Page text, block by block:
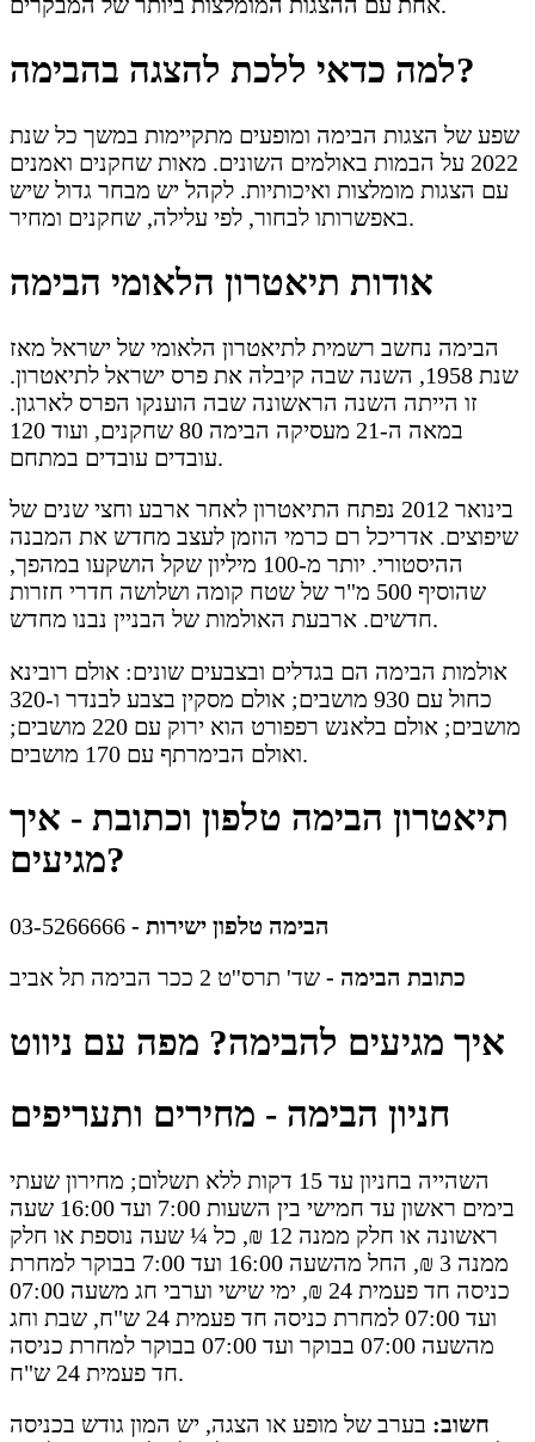
למה כדאי ללכת להצגה בהבימה?
שפע של הצגות הבימה ומופעים מתקיימות במשך כל שנת
2022 על הבמות באולמים השונים. מאות שחקנים ואמנים
עם הצגות מומלצות ואיכותיות. לקהל יש מבחר גדול שיש
באפשרותו לבחור, לפי עלילה, שחקנים ומחיר.
אודות תיאטרון הלאומי הבימה
הבימה נחשב רשמית לתיאטרון הלאומי של ישראל מאז
שנת 1958, השנה שבה קיבלה את פרס ישראל לתיאטרון.
זו הייתה השנה הראשונה שבה הוענקו הפרס לארגון.
במאה ה-21 מעסיקה הבימה 80 שחקנים, ועוד 120
עובדים עובדים במתחם.
בינואר 2012 נפתח התיאטרון לאחר ארבע וחצי שנים של
שיפוצים. אדריכל רם כרמי הוזמן לעצב מחדש את המבנה
ההיסטורי. יותר מ-100 מיליון שקל הושקעו במהפך,
שהוסיף 500 מ"ר של שטח קומה ושלושה חדרי חזרות
חדשים. ארבעת האולמות של הבניין נבנו מחדש.
אולמות הבימה הם בגדלים ובצבעים שונים: אולם רובינא
כחול עם 930 מושבים; אולם מסקין בצבע לבנדר ו-320
מושבים; אולם בלאנש רפפורט הוא ירוק עם 220 מושבים;
ואולם הבימרתף עם 170 מושבים.
תיאטרון הבימה טלפון וכתובת - איך
מגיעים?
הבימה טלפון ישירות -
כתובת הבימה - שד' תרס''ט 2 ככר הבימה תל אביב
איך מגיעים להבימה? מפה עם ניווט
חניון הבימה - מחירים ותעריפים
השהייה בחניון עד 15 דקות ללא תשלום; מחירון שעתי
בימים ראשון עד חמישי בין השעות 7:00 ועד 16:00 שעה
ראשונה או חלק ממנה 12 ₪, כל ¼ שעה נוספת או חלק
ממנה 3 ₪, החל מהשעה 16:00 ועד 7:00 בבוקר למחרת
כניסה חד פעמית 24 ₪, ימי שישי וערבי חג משעה 07:00
ועד 07:00 למחרת כניסה חד פעמית 24 ש"ח, שבת וחג
מהשעה 07:00 בבוקר ועד 07:00 בבוקר למחרת כניסה
חד פעמית 24 ש"ח.
חשוב: בערב של מופע או הצגה, יש המון גודש בכניסה